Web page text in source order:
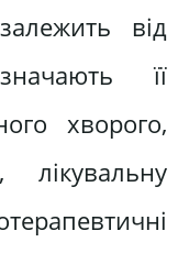
від
її
хворого,